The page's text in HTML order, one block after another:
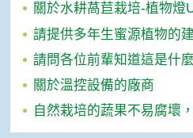
關於水耕萵苣栽培-植物燈
請提供多年生蜜源植物的
請問各位前輩知道這是什
關於溫控設備的廠商
自然栽培的蔬果不易腐壞